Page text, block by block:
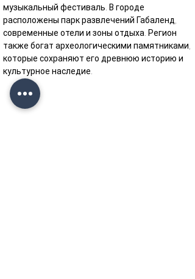
музыкальный фестиваль. В городе
расположены парк развлечений Габаленд,
современные отели и зоны отдыха. Регион
также богат археологическими памятниками,
которые сохраняют его древнюю историю и
культурное наследие.